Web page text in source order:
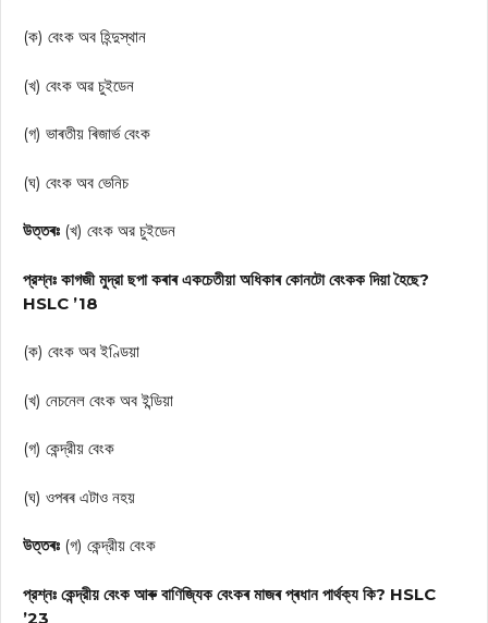
(ক) বেংক অব হিন্দুস্থান
(খ) বেংক অৱ চুইডেন
(গ) ভাৰতীয় ৰিজার্ভ বেংক
(ঘ) বেংক অব ভেনিচ
উত্তৰঃ (খ) বেংক অর চুইডেন
প্রশ্নঃ কাগজী মুদ্রা ছপা কৰাৰ একচেতীয়া অধিকাৰ কোনটো বেংকক দিয়া হৈছে?
HSLC ’18
(ক) বেংক অব ইণ্ডিয়া
(খ) নেচনেল বেংক অব ইন্ডিয়া
(গ) কেন্দ্রীয় বেংক
(ঘ) ওপৰৰ এটাও নহয়
উত্তৰঃ (গ) কেন্দ্রীয় বেংক
প্রশ্নঃ কেন্দ্রীয় বেংক আৰু বাণিজ্যিক বেংকৰ মাজৰ প্ৰধান পার্থক্য কি? HSLC
’23